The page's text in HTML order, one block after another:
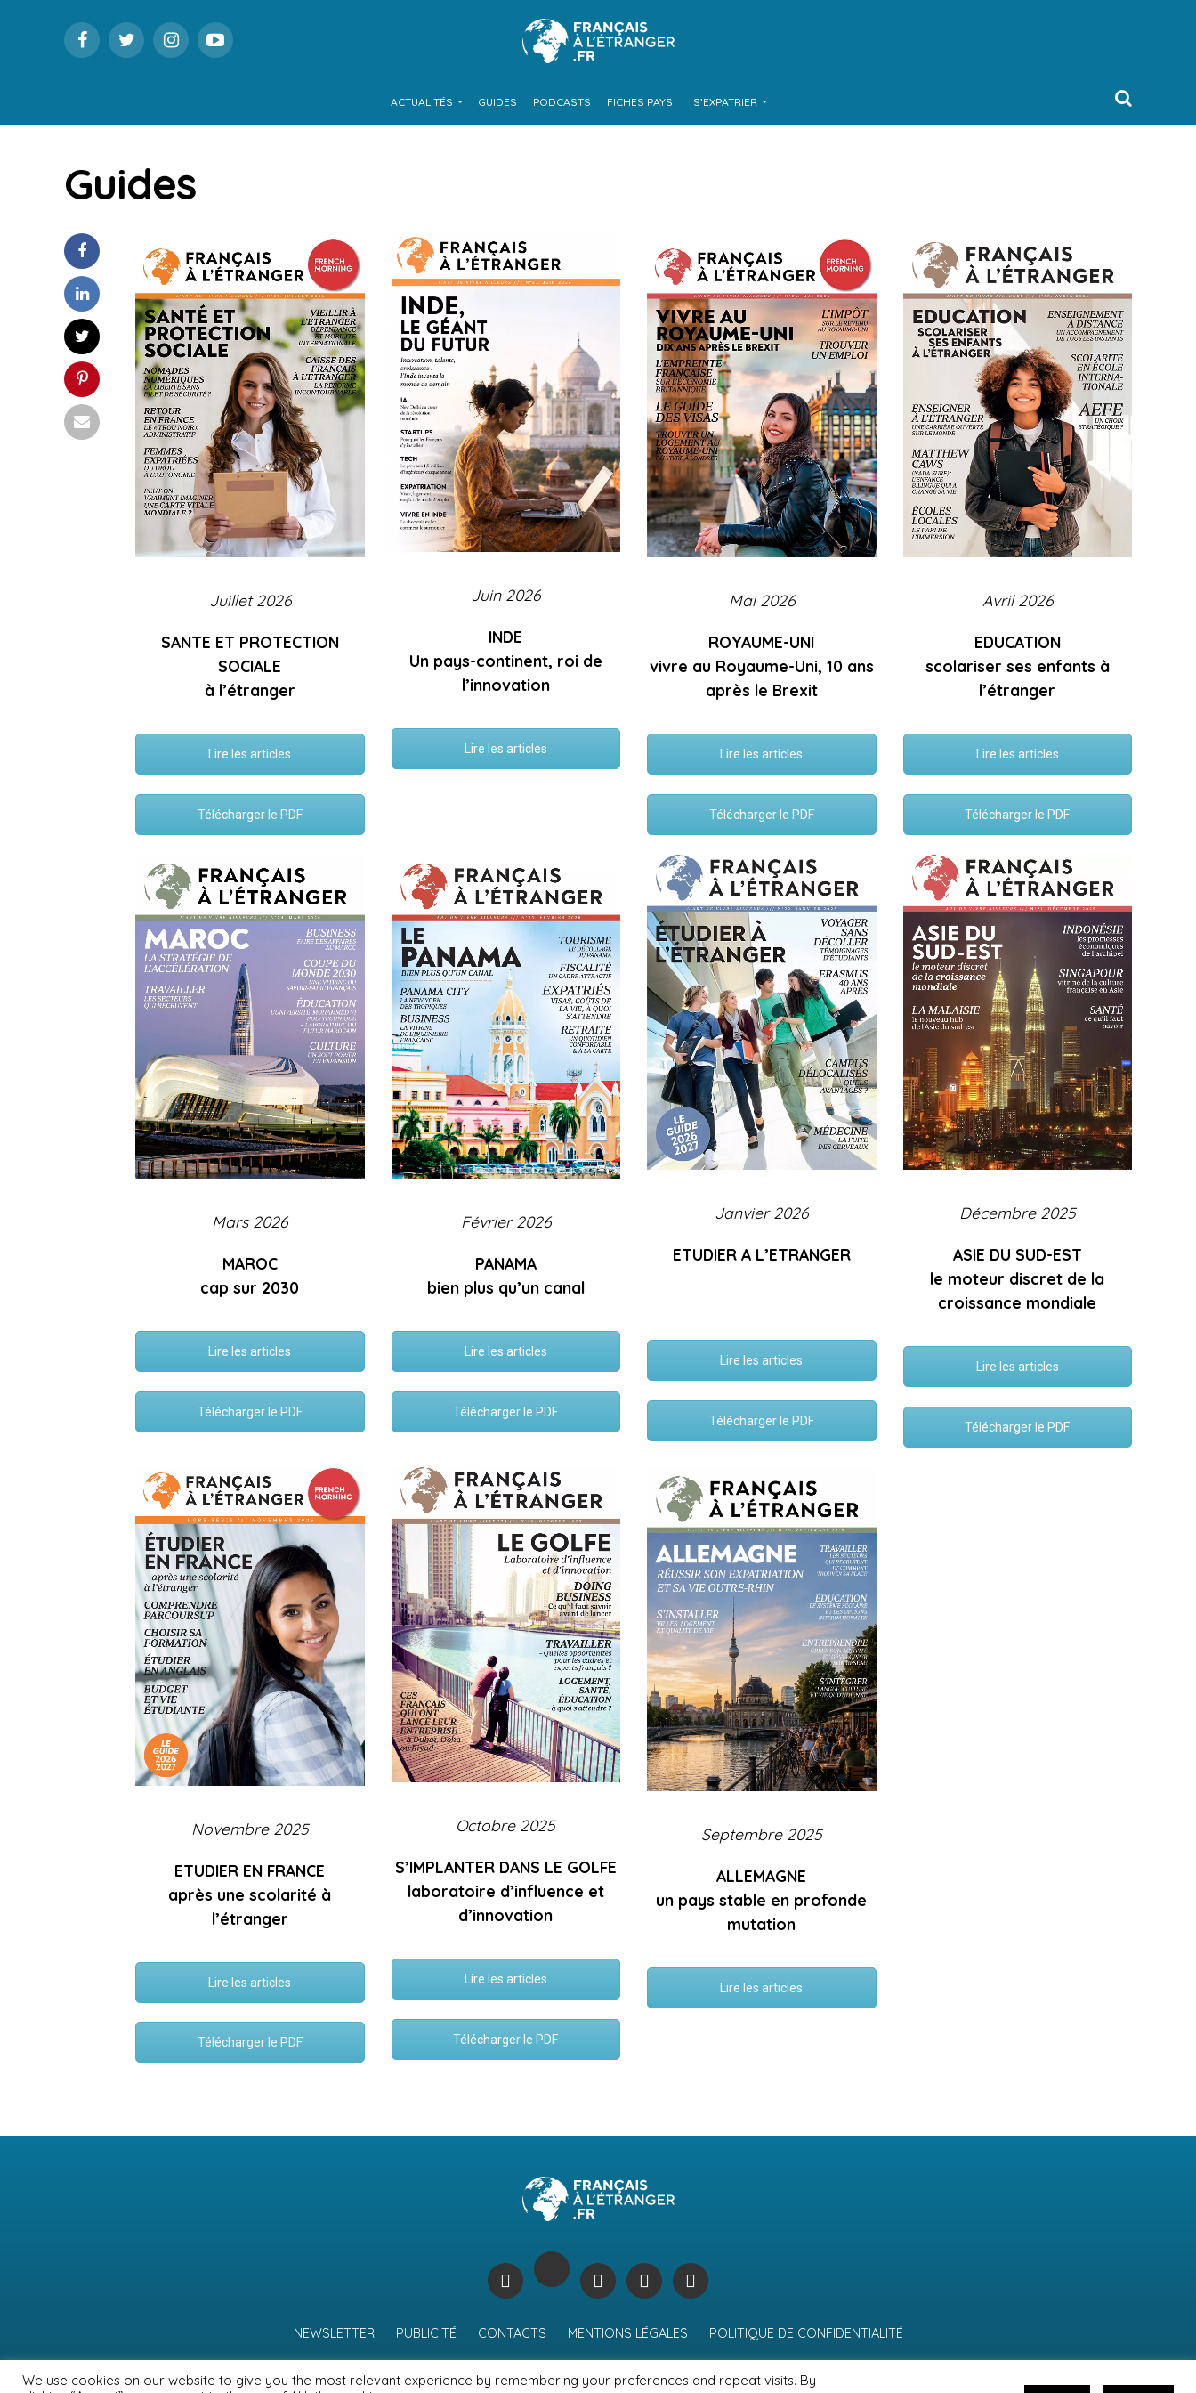
ACTUALITÉS GUIDES PODCASTS FICHES PAYS S’EXPATRIER
Guides
Juillet 2026
SANTE ET PROTECTION
SOCIALE
à l’étranger
Lire les articles
Télécharger le PDF
Juin 2026
INDE
Un pays-continent, roi de
l’innovation
Lire les articles
Mai 2026
ROYAUME-UNI
vivre au Royaume-Uni, 10 ans
après le Brexit
Lire les articles
Télécharger le PDF
Avril 2026
EDUCATION
scolariser ses enfants à
l’étranger
Lire les articles
Télécharger le PDF
Mars 2026
MAROC
cap sur 2030
Lire les articles
Télécharger le PDF
Février 2026
PANAMA
bien plus qu’un canal
Lire les articles
Télécharger le PDF
Janvier 2026
ETUDIER A L’ETRANGER
Lire les articles
Télécharger le PDF
Décembre 2025
ASIE DU SUD-EST
le moteur discret de la
croissance mondiale
Lire les articles
Télécharger le PDF
Novembre 2025
ETUDIER EN FRANCE
après une scolarité à
l’étranger
Lire les articles
Télécharger le PDF
Octobre 2025
S’IMPLANTER DANS LE GOLFE
laboratoire d’influence et
d’innovation
Lire les articles
Télécharger le PDF
Septembre 2025
ALLEMAGNE
un pays stable en profonde
mutation
Lire les articles
NEWSLETTER PUBLICITÉ CONTACTS MENTIONS LÉGALES POLITIQUE DE CONFIDENTIALITÉ
We use cookies on our website to give you the most relevant experience by remembering your preferences and repeat visits. By